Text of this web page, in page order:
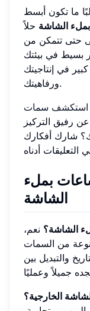
ما تكون أبسط
الشاشة حلاً
حتى تتمكن من
بسيط في بيئتك
في إنتاجيتك
ورفاهيتك.
استكشف سمات
رفيق التركيز
شارك أفكارك
بملء
الشاشة
الشاشة؟ نعم،
من السمات
والتبديل بين
الخارجية؟